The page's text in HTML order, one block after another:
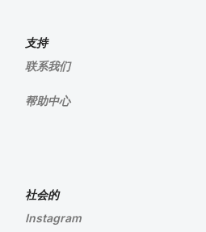
支持
联系我们
帮助中心
社会的
Instagram